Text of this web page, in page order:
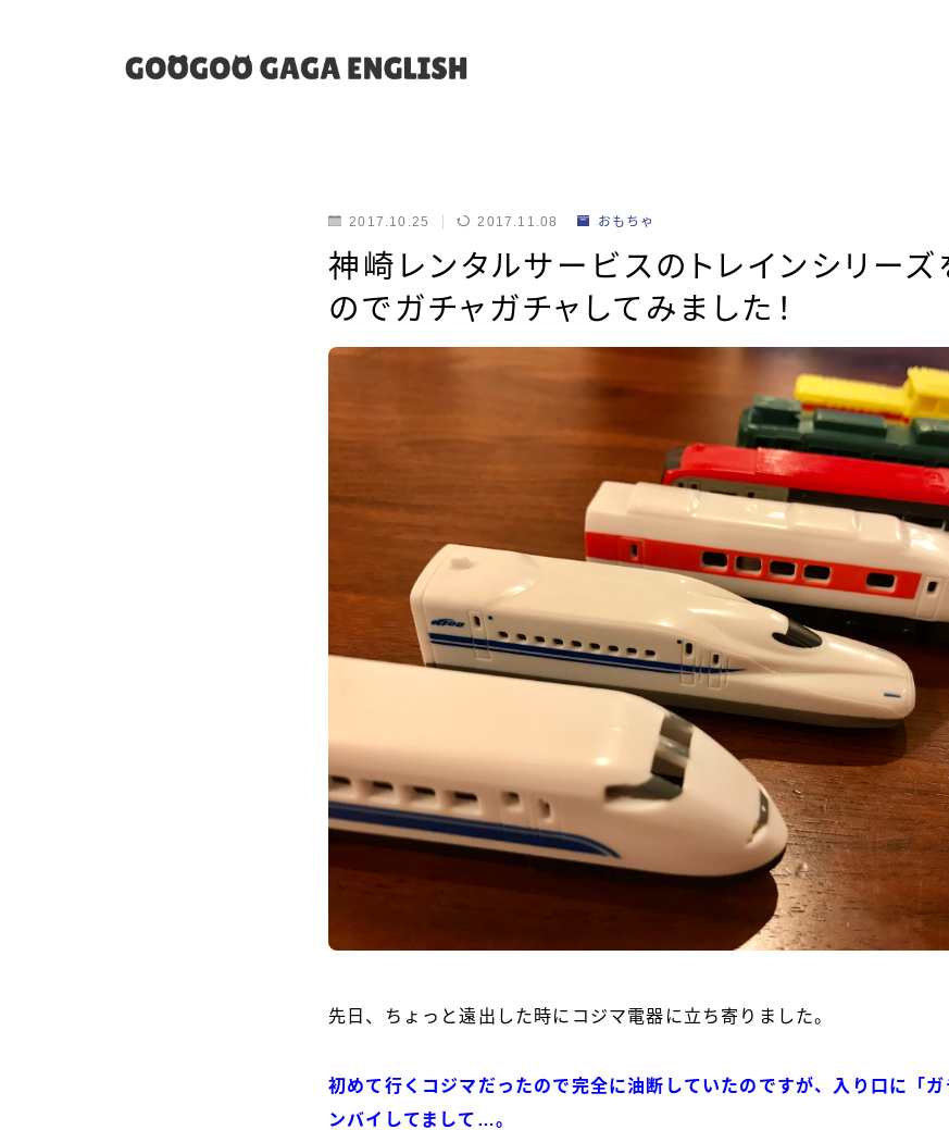
2017.10.25 2017.11.08 おもちゃ
神崎レンタルサービスのトレインシリーズ
のでガチャガチャしてみました！
先日、ちょっと遠出した時にコジマ電器に立ち寄りました。
初めて行くコジマだったので完全に油断していたのですが、入り口に「 ガ
ンバイしてまして…。